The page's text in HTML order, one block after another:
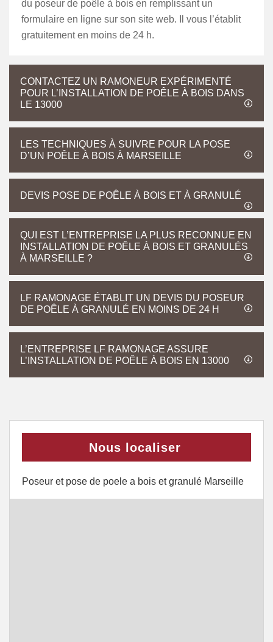
du poseur de poêle à bois en remplissant un
formulaire en ligne sur son site web. Il vous l’établit
gratuitement en moins de 24 h.
CONTACTEZ UN RAMONEUR EXPÉRIMENTÉ
POUR L’INSTALLATION DE POÊLE À BOIS DANS
LE 13000
LES TECHNIQUES À SUIVRE POUR LA POSE
D’UN POÊLE À BOIS À MARSEILLE
DEVIS POSE DE POÊLE À BOIS ET À GRANULÉ
QUI EST L’ENTREPRISE LA PLUS RECONNUE EN
INSTALLATION DE POÊLE À BOIS ET GRANULÉS
À MARSEILLE ?
LF RAMONAGE ÉTABLIT UN DEVIS DU POSEUR
DE POÊLE À GRANULÉ EN MOINS DE 24 H
L’ENTREPRISE LF RAMONAGE ASSURE
L’INSTALLATION DE POÊLE À BOIS EN 13000
Nous localiser
Poseur et pose de poele a bois et granulé Marseille